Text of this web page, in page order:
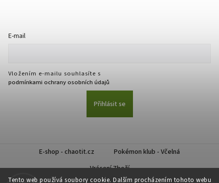
Tento web používá soubory cookie. Dalším procházením tohoto webu
E-mail
Vložením e-mailu souhlasíte s
podmínkami ochrany osobních údajů
Přihlásit se
E-shop - chaotit.cz
Pokémon klub - Včelná
Vrácení Zboží